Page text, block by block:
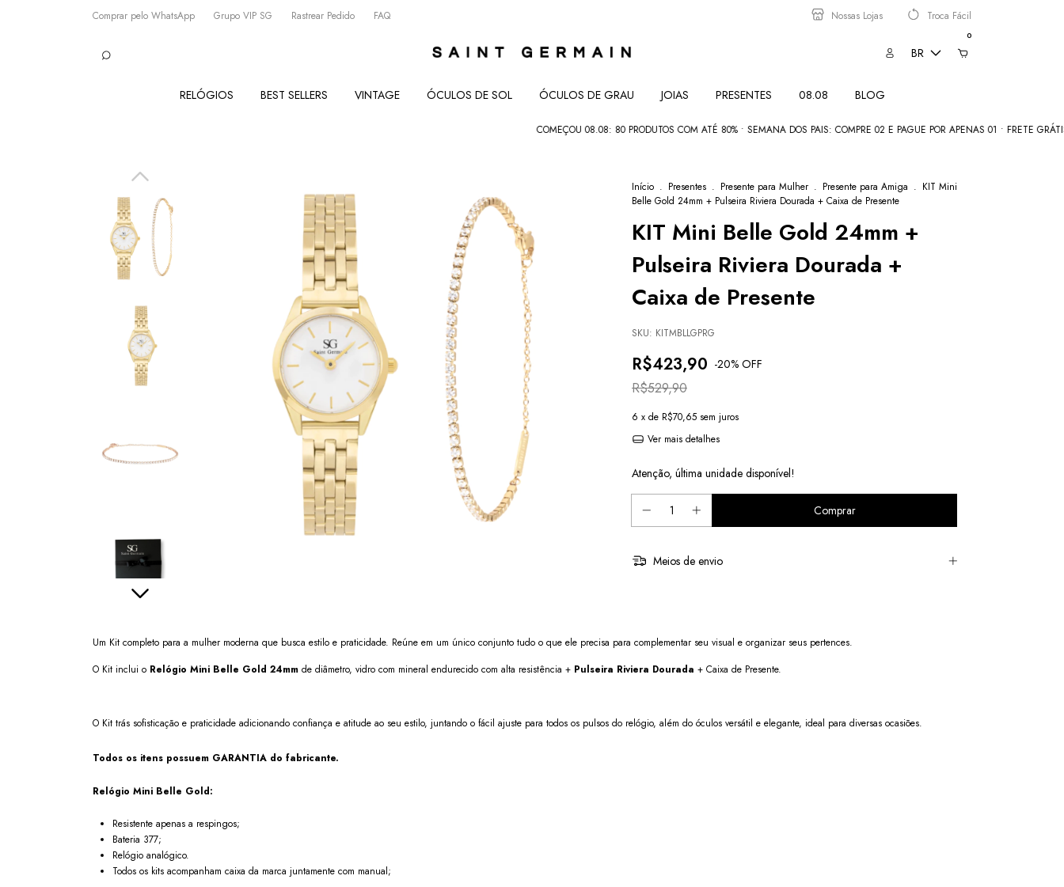
Comprar pelo WhatsApp Grupo VIP SG Rastrear Pedido FAQ Nossas Lojas Troca Fácil
BR
0
RELÓGIOS BEST SELLERS VINTAGE ÓCULOS DE SOL ÓCULOS DE GRAU JOIAS PRESENTES 08.08 BLOG
COMEÇOU 08.08: 80 PRODUTOS COM ATÉ 80% • SEMANA DOS PAIS: COMPRE 02 E PAGUE POR APENAS 01 • FRETE GRÁTIS
Início . Presentes . Presente para Mulher . Presente para Amiga . KIT Mini
Belle Gold 24mm + Pulseira Riviera Dourada + Caixa de Presente
KIT Mini Belle Gold 24mm +
Pulseira Riviera Dourada +
Caixa de Presente
SKU: KITMBLLGPRG
R$423,90 -20% OFF
R$529,90
6 x de R$70,65 sem juros
Ver mais detalhes
Atenção, última unidade disponível!
Meios de envio
Um Kit completo para a mulher moderna que busca estilo e praticidade. Reúne em um único conjunto tudo o que ele precisa para complementar seu visual e organizar seus pertences.
O Kit inclui o Relógio Mini Belle Gold 24mm de diâmetro, vidro com mineral endurecido com alta resistência + Pulseira Riviera Dourada + Caixa de Presente.
O Kit trás sofisticação e praticidade adicionando confiança e atitude ao seu estilo, juntando o fácil ajuste para todos os pulsos do relógio, além do óculos versátil e elegante, ideal para diversas ocasiões.
Todos os itens possuem GARANTIA do fabricante.
Relógio Mini Belle Gold:
Resistente apenas a respingos;
Bateria 377;
Relógio analógico.
Todos os kits acompanham caixa da marca juntamente com manual;